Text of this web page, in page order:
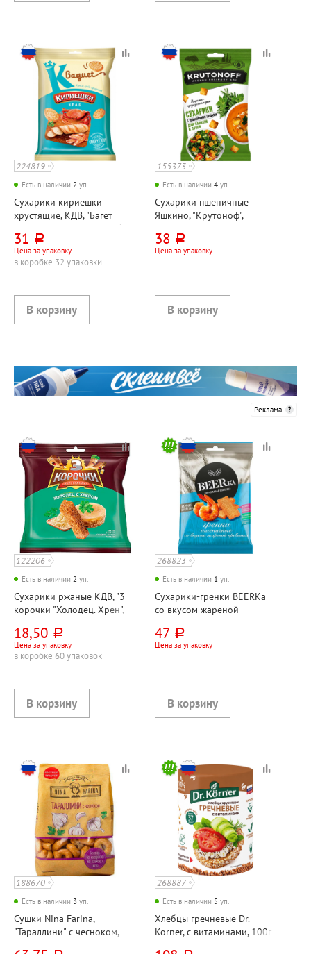
224819
Есть в наличии 2 уп.
Сухарики кириешки
хрустящие, КДВ, "Багет
(Baguet)", со вкусом краба,
50г
31 руб.
Цена за упаковку
в коробке 32 упаковки
155373
Есть в наличии 4 уп.
Сухарики пшеничные
Яшкино, "Крутоноф",
38 руб.
Цена за упаковку
Реклама
122206
Есть в наличии 2 уп.
Сухарики ржаные КДВ, "3
корочки "Холодец. Хрен",
18,50 руб.
Цена за упаковку
в коробке 60 упаковок
268823
Есть в наличии 1 уп.
Сухарики-гренки BEERKa
со вкусом жареной
47 руб.
Цена за упаковку
188670
Есть в наличии 3 уп.
Сушки Nina Farina,
"Тараллини" с чесноком,
268887
Есть в наличии 5 уп.
Хлебцы гречневые Dr.
Korner, с витаминами, 100г